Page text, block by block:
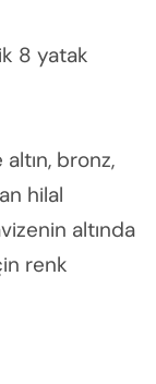
8 yatak
bronz,
hilal
altında
renk